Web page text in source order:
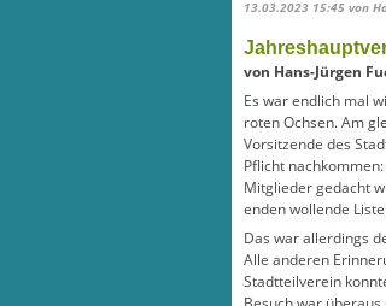
13.03.2023 15:45 von
von Hans-Jürgen
Es war endlich mal
roten Ochsen. Am
Vorsitzende des
Pflicht
Mitglieder gedacht
enden wollende
Das war allerdings
Alle anderen
Stadtteilverein